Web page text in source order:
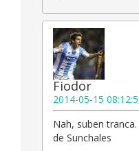
Fiodor
2014-05-15
Nah, suben
de Sunchales